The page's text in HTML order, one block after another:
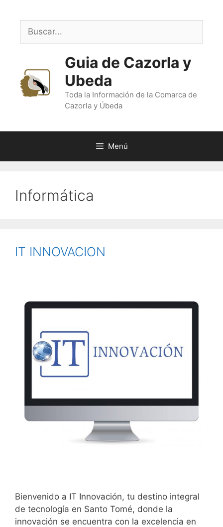
contenido
Buscar:
Guia de Cazorla y
Ubeda
Toda la Información de la Comarca de
Cazorla y Úbeda
Menú
Informática
IT INNOVACION
Bienvenido a IT Innovación, tu destino integral
de tecnología en Santo Tomé, donde la
innovación se encuentra con la excelencia en